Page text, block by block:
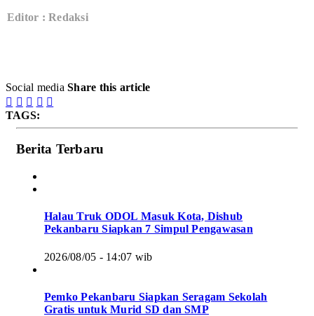
Editor : Redaksi
Social media Share this article
    
TAGS:
Berita Terbaru
Halau Truk ODOL Masuk Kota, Dishub
Pekanbaru Siapkan 7 Simpul Pengawasan
2026/08/05 - 14:07 wib
Pemko Pekanbaru Siapkan Seragam Sekolah
Gratis untuk Murid SD dan SMP